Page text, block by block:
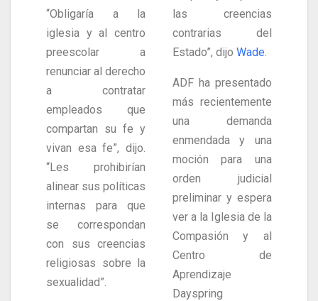
“Obligaría a la
iglesia y al centro
preescolar a
renunciar al derecho
a contratar
empleados que
compartan su fe y
vivan esa fe”, dijo.
“Les prohibirían
alinear sus políticas
internas para que
se correspondan
con sus creencias
religiosas sobre la
sexualidad”.
las creencias
contrarias del
Estado”, dijo Wade.
ADF ha presentado
más recientemente
una demanda
enmendada y una
moción para una
orden judicial
preliminar y espera
ver a la Iglesia de la
Compasión y al
Centro de
Aprendizaje
Dayspring